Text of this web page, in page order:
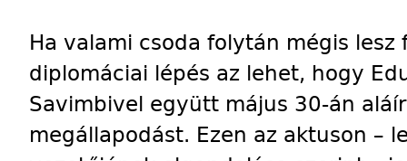
Ha valami csoda folytán mégis
diplomáciai lépés az lehet, hogy
Savimbivel együtt május 30-án
megállapodást. Ezen az aktuson –